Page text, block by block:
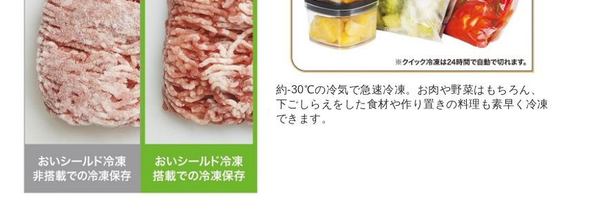
約-30℃の冷気で急速冷凍。お肉や野菜はもちろん、
下ごしらえをした食材や作り置きの料理も素早く冷凍
できます。